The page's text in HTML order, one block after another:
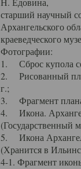
старший научный
Архангельского
краеведческого
Фотографии:
1. Сброс купола
2. Рисованный
г.;
3. Фрагмент
4. Икона.
(Государственный
5. Икона
(Хранится в
4-1. Фрагмент